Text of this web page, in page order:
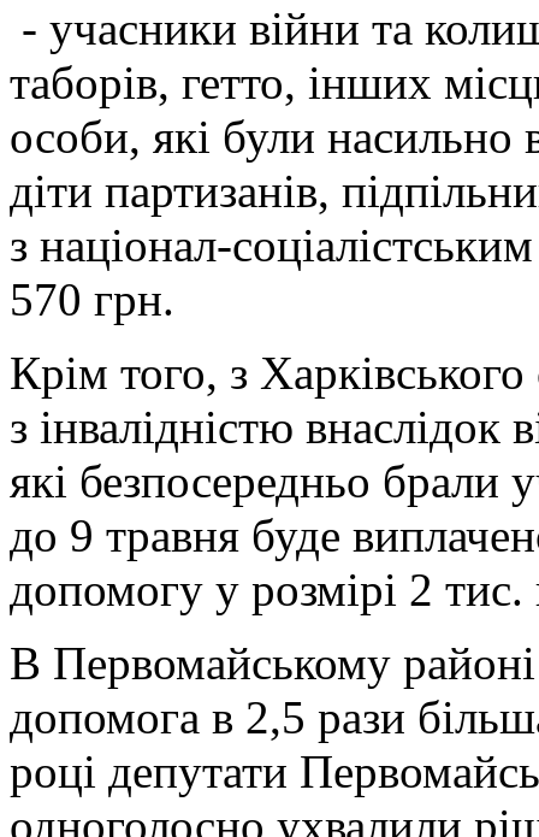
- учасники війни та
таборів, гетто, інших
особи, які були насильно
діти партизанів,
з націонал-
570 грн.
Крім того, з
з інвалідністю
які безпосередньо брали
до 9 травня буде
допомогу у розмірі 2
В Первомайському районі
допомога в 2,5 рази
році депутати
одноголосно ухвалили